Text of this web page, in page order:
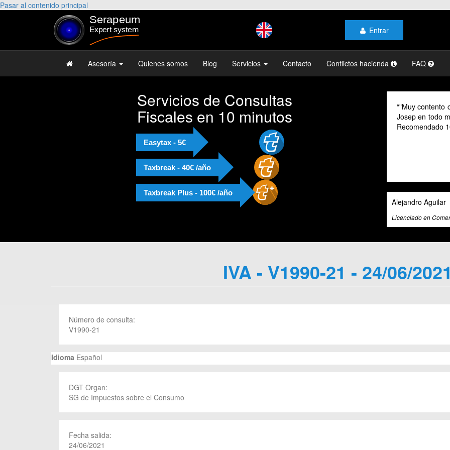
Pasar al contenido principal
Entrar
Asesoría Quienes somos Blog Servicios Contacto Conflictos hacienda FAQ
Servicios de Consultas
Fiscales en 10 minutos
Easytax - 5€
Taxbreak - 40€ /año
Taxbreak Plus - 100€ /año
"Muy contento con el profesionalismo y la atención de
Josep en todo momento, mi gestoría y la de mi familia.
Alejandro Aguilar
IVA - V1990-21 - 24/06/
Número de consulta:
V1990-21
Idioma Español
DGT Organ:
SG de Impuestos sobre el Consumo
Fecha salida:
24/06/2021